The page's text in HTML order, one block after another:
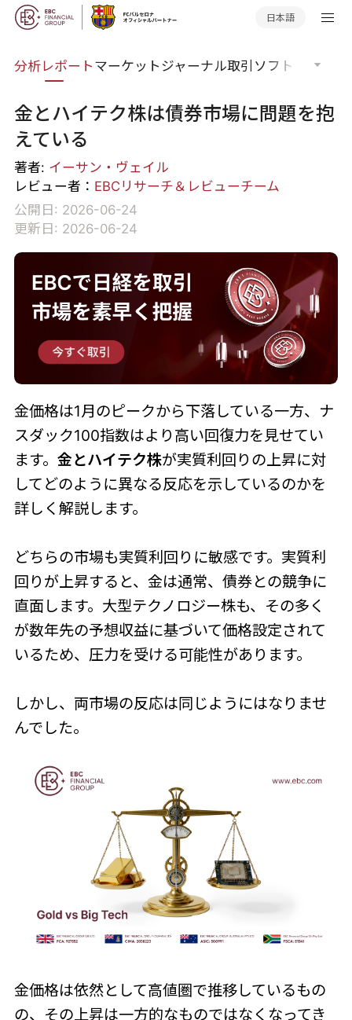
日本語
分析レポート マーケットジャーナル取引ソフトウェア
金とハイテク株は債券市場に問題を抱
えている
著者: イーサン・ヴェイル
レビュー者： EBCリサーチ＆レビューチーム
公開日: 2026-06-24
更新日: 2026-06-24
金価格は1月のピークから下落している一方、ナ
スダック100指数はより高い回復力を見せてい
ます。 金とハイテク株が実質利回りの上昇に対
してどのように異なる反応を示しているのかを
詳しく解説します。
どちらの市場も実質利回りに敏感です。実質利
回りが上昇すると、金は通常、債券との競争に
直面します。大型テクノロジー株も、その多く
が数年先の予想収益に基づいて価格設定されて
いるため、圧力を受ける可能性があります。
しかし、両市場の反応は同じようにはなりませ
んでした。
金価格は依然として高値圏で推移しているもの
の、その上昇は一方的なものではなくなってき